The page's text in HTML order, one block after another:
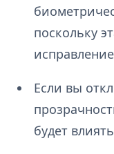
поскольку
Если вы
будет